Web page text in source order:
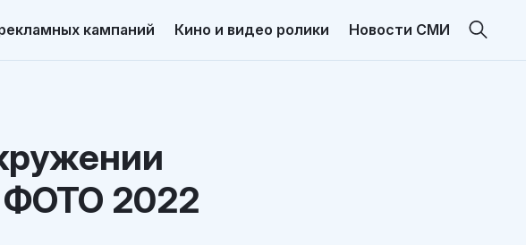
кампаний Кино и видео ролики Новости СМИ
ФОТО 2022